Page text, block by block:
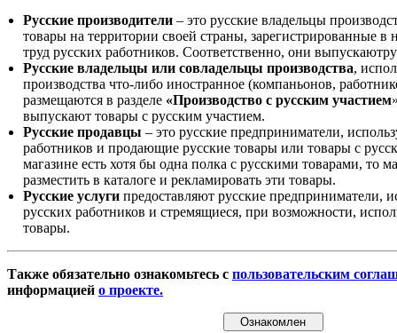
Русские производители – это русские владельцы
товары на территории своей страны, зарегистрированные
труд русских работников. Соответственно, они
Русские владельцы или совладельцы производства,
производства что-либо иностранное (компаньонов,
размещаются в разделе «Производство с русским участием
выпускают товары с русским участием.
Русские продавцы – это русские предприниматели,
работников и продающие русские товары или товары с
магазине есть хотя бы одна полка с русскими товарами, то
разместить в каталоге и рекламировать эти товары.
Русские услуги предоставляют русские предприниматели,
русских работников и стремящиеся, при возможности,
товары.
Также обязательно ознакомьтесь с пользовательским
информацией о проекте.
Ознакомлен